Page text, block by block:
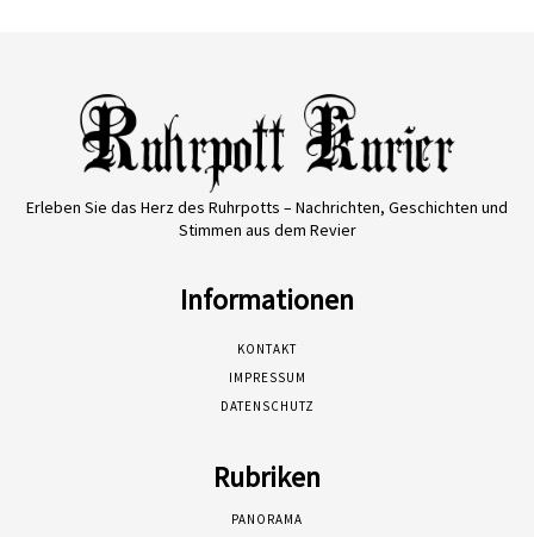
Erleben Sie das Herz des Ruhrpotts – Nachrichten, Geschichten und
Stimmen aus dem Revier
Informationen
KONTAKT
IMPRESSUM
DATENSCHUTZ
Rubriken
PANORAMA